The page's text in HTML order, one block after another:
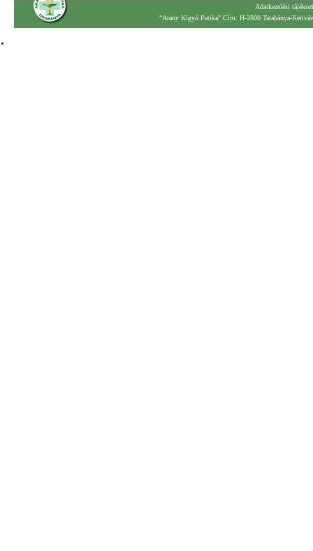
Adatkezelési
"Arany Kígyó Patika" Cím: H-2800 Tatabánya-
.